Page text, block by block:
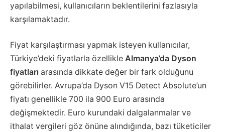
yapılabilmesi, kullanıcıların beklentilerini fazlasıyla
karşılamaktadır.
Fiyat karşılaştırması yapmak isteyen kullanıcılar,
Türkiye’deki fiyatlarla özellikle Almanya’da Dyson
fiyatları arasında dikkate değer bir fark olduğunu
görebilirler. Avrupa’da Dyson V15 Detect Absolute’un
fiyatı genellikle 700 ila 900 Euro arasında
değişmektedir. Euro kurundaki dalgalanmalar ve
ithalat vergileri göz önüne alındığında, bazı tüketiciler